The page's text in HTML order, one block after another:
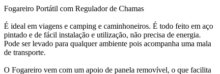
Fogareiro Portátil com Regulador de Chamas
É ideal em viagens e camping e caminhoneiros. É todo feito em aço
pintado e de fácil instalação e utilização, não precisa de energia.
Pode ser levado para qualquer ambiente pois acompanha uma mala
de transporte.
O Fogareiro vem com um apoio de panela removível, o que facilita